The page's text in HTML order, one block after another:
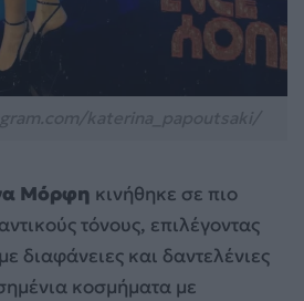
Μόρφη κινήθηκε σε πιο
τόνους, επιλέγοντας
διαφάνειες και δαντελένιες
κοσμήματα με